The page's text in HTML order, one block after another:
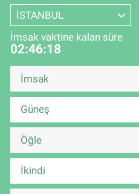
İSTANBUL
İmsak vaktine kalan süre
02:46:18
İmsak
Güneş
Öğle
İkindi